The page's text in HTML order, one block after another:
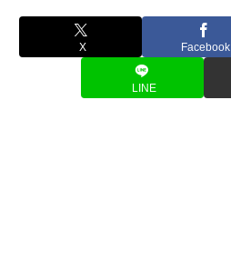
X Facebook
LINE